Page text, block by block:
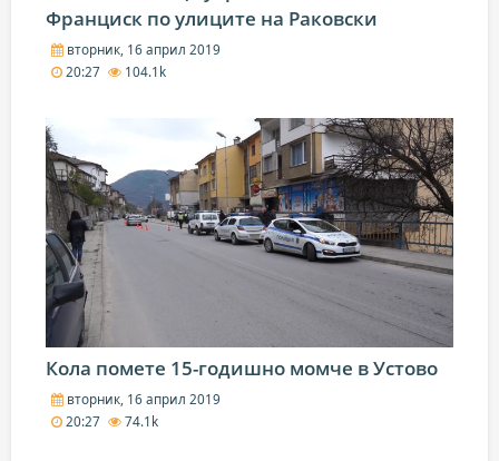
Франциск по улиците на Раковски
вторник, 16 април 2019
20:27
104.1k
Кола помете 15-годишно момче в Устово
вторник, 16 април 2019
20:27
74.1k